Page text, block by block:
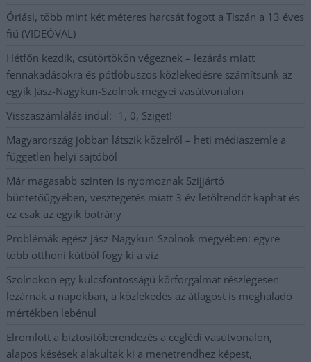
Óriási, több mint két méteres harcsát fogott a Tiszán a 13 éves
fiú (VIDEÓVAL)
Hétfőn kezdik, csütörtökön végeznek – lezárás miatt
fennakadásokra és pótlóbuszos közlekedésre számítsunk az
egyik Jász-Nagykun-Szolnok megyei vasútvonalon
Visszaszámlálás indul: -1, 0, Sziget!
Magyarország jobban látszik közelről – heti médiaszemle a
független helyi sajtóból
Már magasabb szinten is nyomoznak Szijjártó
büntetőügyében, vesztegetés miatt 3 év letöltendőt kaphat és
ez csak az egyik botrány
Problémák egész Jász-Nagykun-Szolnok megyében: egyre
több otthoni kútból fogy ki a víz
Szolnokon egy kulcsfontosságú körforgalmat részlegesen
lezárnak a napokban, a közlekedés az átlagost is meghaladó
mértékben lebénul
Elromlott a biztosítóberendezés a ceglédi vasútvonalon,
alapos késések alakultak ki a menetrendhez képest,